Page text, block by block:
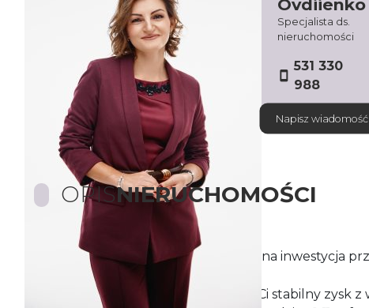
Ovdiienko
Specjalista ds.
nieruchomości
531 330
988
Napisz wiadomość
OPISNIERUCHOMOŚCI
Duże 3-pokojowe mieszkanie – idealna inwestycja
Szkole Informatyki i Zarządzania
​Szukasz mieszkania, które zapewni Ci stabilny zysk z